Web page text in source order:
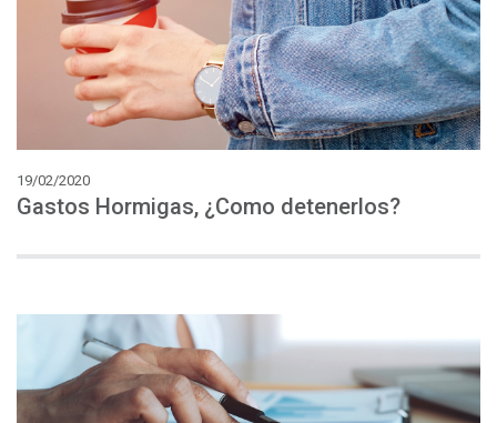
19/02/2020
Gastos Hormigas, ¿Como detenerlos?